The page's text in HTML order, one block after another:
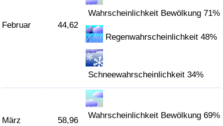
Februar 44,62
Wahrscheinlichkeit Bewölkung 71%
Regenwahrscheinlichkeit 48%
Schneewahrscheinlichkeit 34%
März 58,96
Wahrscheinlichkeit Bewölkung 69%
Verkehrs-Index (aktuell)
Verkehrs-Index nach Land